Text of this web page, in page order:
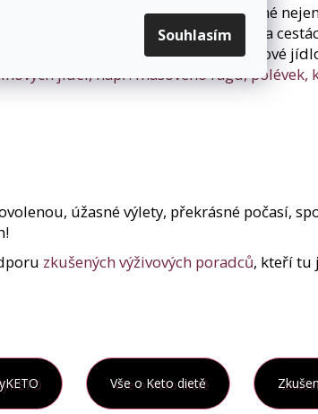
Souhlasím
, které jsou zvýhodněné
(v kanceláři nebo třeba na
pár minut a vaše chutné proteinové
jídel, např. masového ragú, polévek,
úžasné výlety, překrásné počasí,
zkušených výživových poradců, kteří tu
Vše o Keto dietě